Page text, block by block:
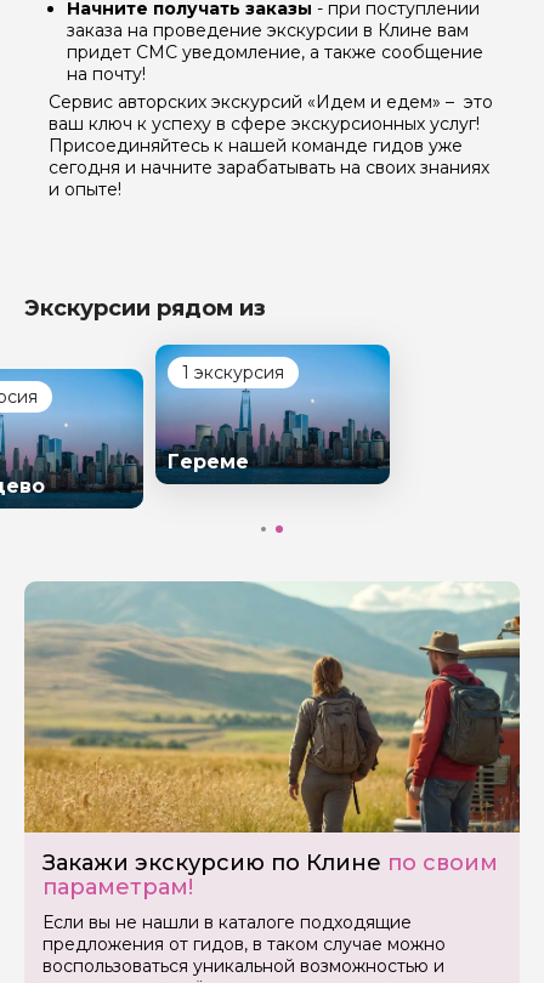
Начните получать заказы - при поступлении
заказа на проведение экскурсии в Клине вам
придет СМС уведомление, а также сообщение
на почту!
Сервис авторских экскурсий «Идем и едем» – это
ваш ключ к успеху в сфере экскурсионных услуг!
Присоединяйтесь к нашей команде гидов уже
сегодня и начните зарабатывать на своих знаниях
и опыте!
Экскурсии рядом из
1 экскурсия
Гереме
Закажи экскурсию по Клине по своим
параметрам!
Если вы не нашли в каталоге подходящие
предложения от гидов, в таком случае можно
воспользоваться уникальной возможностью и